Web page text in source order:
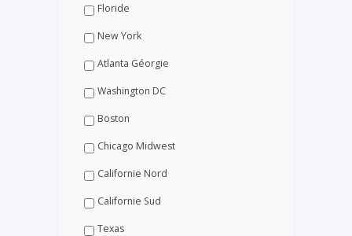
Floride
New York
Atlanta Géorgie
Washington DC
Boston
Chicago Midwest
Californie Nord
Californie Sud
Texas